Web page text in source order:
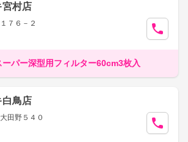
宮村店
７６－２
パー深型用フィルター60cm3枚入
白鳥店
田野５４０